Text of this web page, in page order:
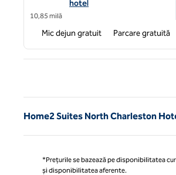
hotel
10,85 milă
Mic dejun gratuit Parcare gratuită
Home2 Suites North Charleston
*Prețurile se bazează pe disponibilitatea
și disponibilitatea aferente.